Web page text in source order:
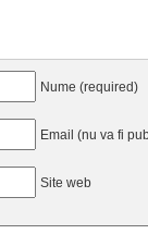
Nume (required)
Email (nu va fi
Site web